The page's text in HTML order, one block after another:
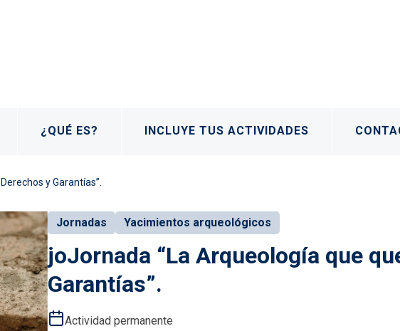
¿QUÉ ES? INCLUYE TUS ACTIVIDADES
y Garantías”.
Jornadas Yacimientos arqueológicos
joJornada “La Arqueología que
Garantías”.
Actividad permanente